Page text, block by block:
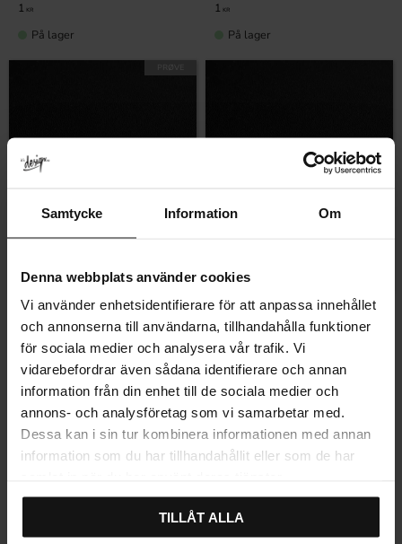
Samtycke Information Om
Denna webbplats använder cookies
Vi använder enhetsidentifierare för att anpassa innehållet
och annonserna till användarna, tillhandahålla funktioner
för sociala medier och analysera vår trafik. Vi
vidarebefordrar även sådana identifierare och annan
information från din enhet till de sociala medier och
annons- och analysföretag som vi samarbetar med.
Dessa kan i sin tur kombinera informationen med annan
information som du har tillhandahållit eller som de har
TILLÅT ALLA
1 KR
På lager
1 KR
På lager
Indsatsmåtte Prøve
Skuffemåtte Skridsikker
Køkkenskuffe
(2)
4.0 ud af 5 stjerner
1
PRØVE
Gem som favorit
Indsatsmåtte Skuffemåtte
Skridsikker Køkkenskuffe
Vurdering:(10) 4.7 ud af 5 stjerner
133
På lager